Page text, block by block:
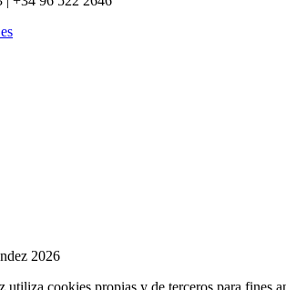
2026
cookies propias y de terceros para fines